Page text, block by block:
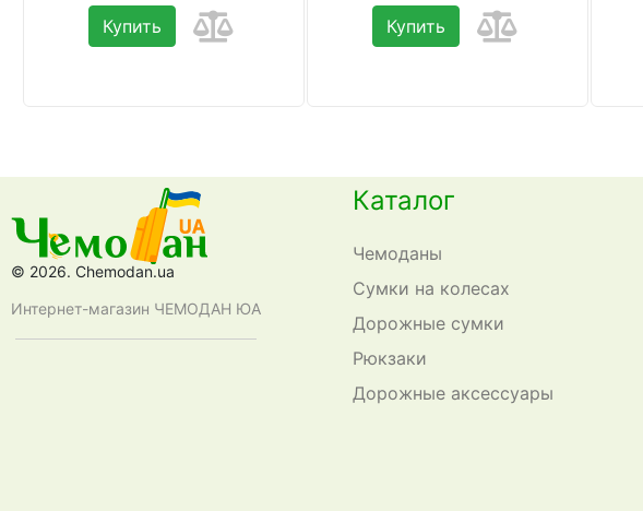
Купить Купить
© 2026. Chemodan.ua
Интернет-магазин ЧЕМОДАН ЮА
Каталог
Чемоданы
Сумки на колесах
Дорожные сумки
Рюкзаки
Дорожные аксессуары